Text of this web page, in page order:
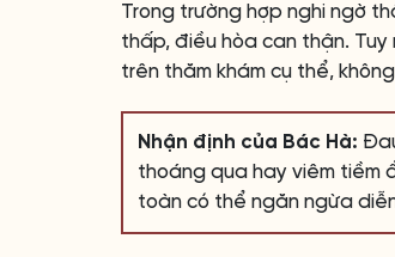
Trong trường hợp nghi ngờ
thấp, điều hòa can thận. Tuy
trên thăm khám cụ thể,
Nhận định của Bác Hà:
thoáng qua hay viêm tiềm
toàn có thể ngăn ngừa